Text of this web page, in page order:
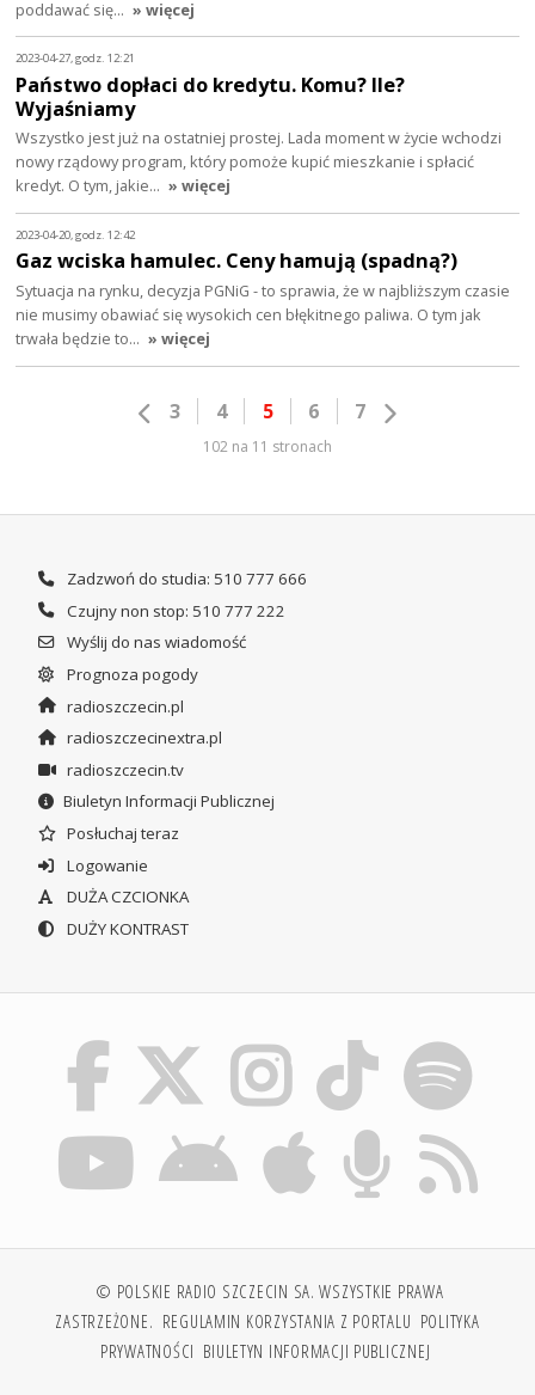
poddawać się… » więcej
2023-04-27, godz. 12:21
Państwo dopłaci do kredytu. Komu? Ile?
Wyjaśniamy
Wszystko jest już na ostatniej prostej. Lada moment w życie wchodzi
nowy rządowy program, który pomoże kupić mieszkanie i spłacić
kredyt. O tym, jakie… » więcej
2023-04-20, godz. 12:42
Gaz wciska hamulec. Ceny hamują (spadną?)
Sytuacja na rynku, decyzja PGNiG - to sprawia, że w najbliższym czasie
nie musimy obawiać się wysokich cen błękitnego paliwa. O tym jak
trwała będzie to… » więcej
3 4 5 6 7
102 na 11 stronach
Zadzwoń do studia: 510 777 666
Czujny non stop: 510 777 222
Wyślij do nas wiadomość
Prognoza pogody
radioszczecin.pl
radioszczecinextra.pl
radioszczecin.tv
Biuletyn Informacji Publicznej
Posłuchaj teraz
Logowanie
DUŻA CZCIONKA
DUŻY KONTRAST
© POLSKIE RADIO SZCZECIN SA. WSZYSTKIE PRAWA
ZASTRZEŻONE. REGULAMIN KORZYSTANIA Z PORTALU POLITYKA
PRYWATNOŚCI BIULETYN INFORMACJI PUBLICZNEJ